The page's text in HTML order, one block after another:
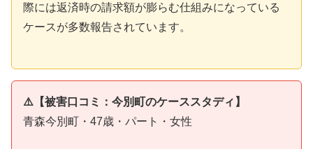
際には返済時の請求額が膨らむ仕組みになっている
ケースが多数報告されています。
⚠️【被害口コミ：今別町のケーススタディ】
青森今別町・47歳・パート・女性